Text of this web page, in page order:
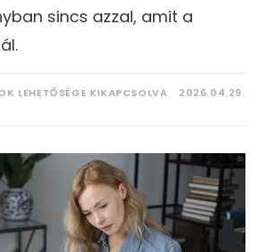
sincs azzal, amit a
LEHETŐSÉGE KIKAPCSOLVA 2026.04.29.